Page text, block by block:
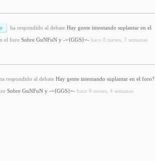
ha respondido al debate Hay gente intentando suplantar en el
el foro Sobre GuNFuN y -={GGS}=- hace 8 meses, 3 semanas
respondido al debate Hay gente intentando suplantar en el foro?
Sobre GuNFuN y -={GGS}=- hace 8 meses, 4 semanas